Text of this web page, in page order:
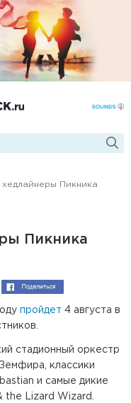
Пикника
Пикника
пройдет 4 августа в
стадионный оркестр
классики
и самые дикие
the Lizard Wizard.